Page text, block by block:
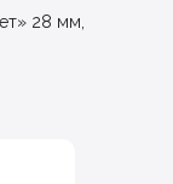
28 мм,